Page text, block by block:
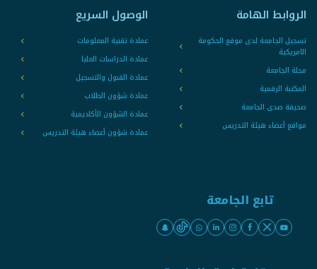
الروابط الهامة
تسجيل الجامعة لدى موقع الحكومة
الامريكية
مجلة الجامعة
المكتبة الرقمية
صحيفة صدى الجامعة
مواقع أعضاء هيئة التدريس
الوصول السريع
عمادة تقنية المعلومات
عمادة الدراسات العليا
عمادة القبول والتسجيل
عمادة شؤون الطلاب
عمادة الشؤون الأكاديمية
عمادة شؤون أعضاء هيئة التدريس
تابع الجامعة